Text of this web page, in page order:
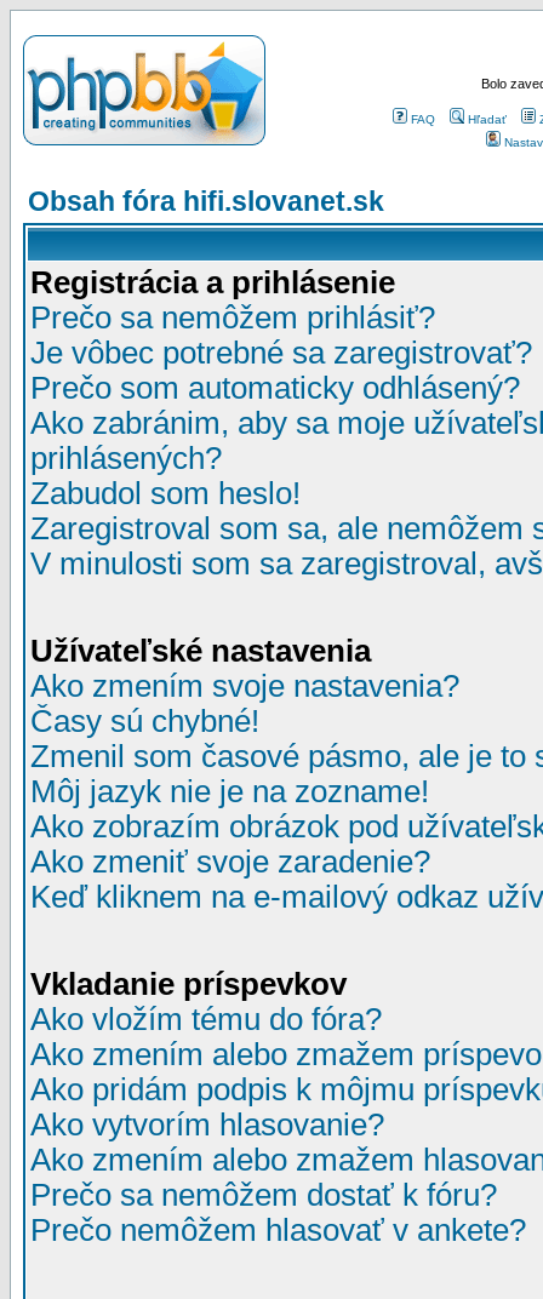
Bolo
FAQ Hľadať
Obsah fóra hifi.slovanet.sk
Registrácia a prihlásenie
Prečo sa nemôžem prihlásiť?
Je vôbec potrebné sa zaregistrovať?
Prečo som automaticky odhlásený?
Ako zabránim, aby sa moje
prihlásených?
Zabudol som heslo!
Zaregistroval som sa, ale nemôžem
V minulosti som sa zaregistroval,
Užívateľské nastavenia
Ako zmením svoje nastavenia?
Časy sú chybné!
Zmenil som časové pásmo, ale je to
Môj jazyk nie je na zozname!
Ako zobrazím obrázok pod
Ako zmeniť svoje zaradenie?
Keď kliknem na e-mailový odkaz
Vkladanie príspevkov
Ako vložím tému do fóra?
Ako zmením alebo zmažem
Ako pridám podpis k môjmu
Ako vytvorím hlasovanie?
Ako zmením alebo zmažem
Prečo sa nemôžem dostať k fóru?
Prečo nemôžem hlasovať v ankete?